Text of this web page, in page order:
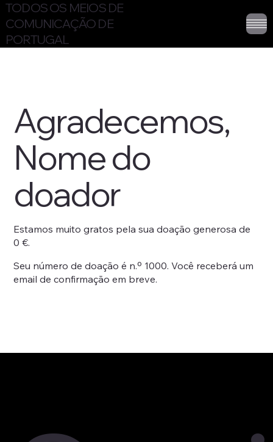
TODOS OS MEIOS DE
COMUNICAÇÃO DE
PORTUGAL
Agradecemos,
Nome do
doador
Estamos muito gratos pela sua doação generosa de
0 €.
Seu número de doação é n.º 1000. Você receberá um
email de confirmação em breve.